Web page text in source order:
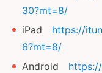
30?mt=8/
iPad https://
6?mt=8/
Android